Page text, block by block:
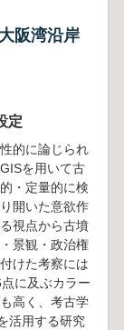
阪湾沿岸
定
的に論じられ
を用いて古
・定量的に検
開いた意欲作
視点から古墳
景観・政治権
けた考察には
に及ぶカラー
高く、考古学
活用する研究